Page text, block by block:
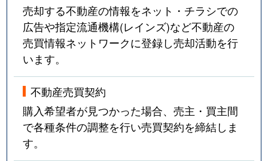
売却する不動産の情報をネット・チラシでの
広告や指定流通機構(レインズ)など不動産の
売買情報ネットワークに登録し売却活動を行
います。
不動産売買契約
購入希望者が見つかった場合、売主・買主間
で各種条件の調整を行い売買契約を締結しま
す。